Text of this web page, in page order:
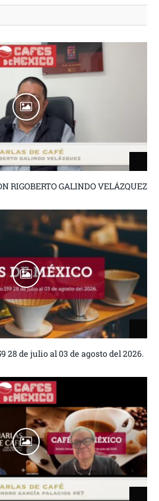
RIGOBERTO GALINDO VELÁZQUEZ
28 de julio al 03 de agosto del 2026.